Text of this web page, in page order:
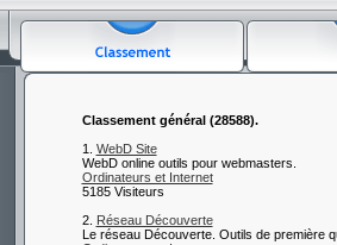
Classement général (28588).
1. WebD Site
WebD online outils pour webmasters.
Ordinateurs et Internet
5185 Visiteurs
2. Réseau Découverte
Le réseau Découverte. Outils de première